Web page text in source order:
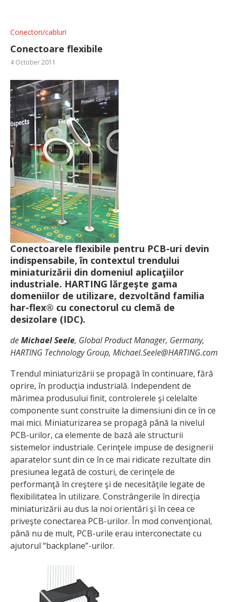
Conectori/cabluri
Conectoare flexibile
4 October 2011
Conectoarele flexibile pentru PCB-uri devin
indispensabile, în contextul trendului
miniaturizării din domeniul aplicaţiilor
industriale. HARTING lărgeşte gama
domeniilor de utilizare, dezvoltând familia
har-flex® cu conectorul cu clemă de
desizolare (IDC).
deMichael Seele, Global Product Manager, Germany,
HARTING Technology Group, Michael.Seele@HARTING.com
Trendul miniaturizării se propagă în continuare, fără
oprire, în producţia industrială. Independent de
mărimea produsului finit, controlerele şi celelalte
componente sunt construite la dimensiuni din ce în ce
mai mici. Miniaturizarea se propagă până la nivelul
PCB-urilor, ca elemente de bază ale structurii
sistemelor industriale. Cerinţele impuse de designerii
aparatelor sunt din ce în ce mai ridicate rezultate din
presiunea legată de costuri, de cerinţele de
performanţă în creştere şi de necesităţile legate de
flexibilitatea în utilizare. Constrângerile în direcţia
miniaturizării au dus la noi orientări şi în ceea ce
priveşte conectarea PCB-urilor. În mod convenţional,
până nu de mult, PCB-urile erau interconectate cu
ajutorul “backplane”-urilor.